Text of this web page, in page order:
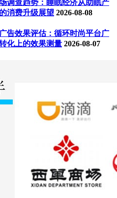
调查趋势：睡眠经济从助眠产
消费升级展望 2026-08-08
告效果评估：循环时尚平台广
化上的效果测量 2026-08-07